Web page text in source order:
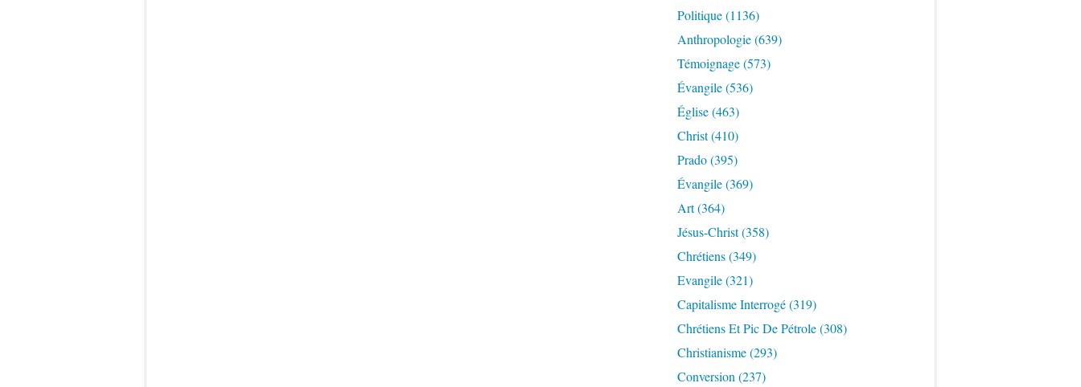
Politique(1136)
Anthropologie(639)
Témoignage(573)
Évangile(536)
Église(463)
Christ(410)
Prado(395)
Évangile(369)
Art(364)
Jésus-Christ(358)
Chrétiens(349)
Evangile(321)
Capitalisme Interrogé(319)
Chrétiens Et Pic De Pétrole(308)
Christianisme(293)
Conversion (237)